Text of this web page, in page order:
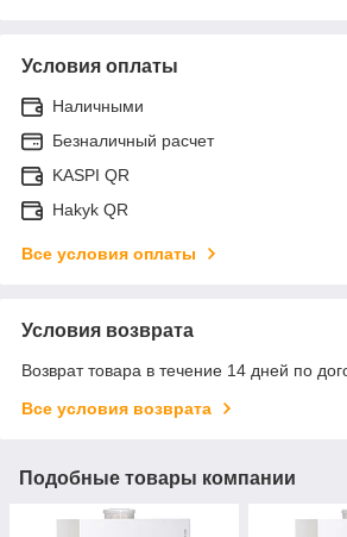
Условия оплаты
Наличными
Безналичный расчет
KASPI QR
Hakyk QR
Все условия оплаты
Условия возврата
Возврат товара в течение 14 дней по
Все условия возврата
Подобные товары компании